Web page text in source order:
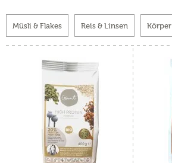
Müsli & Flakes Reis & Linsen Körper